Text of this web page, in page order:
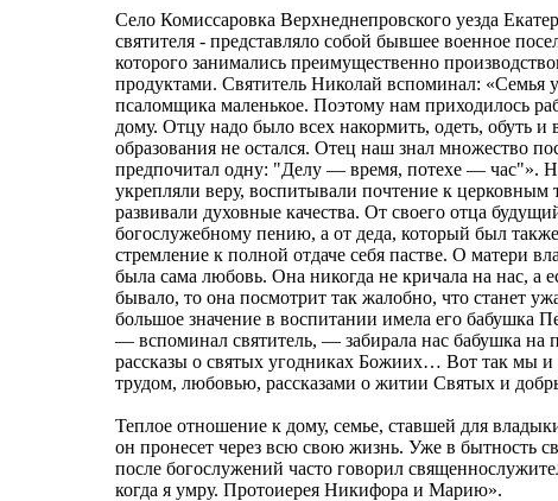
Село Комиссаровка Верхнеднепровского уезда
святителя - представляло собой бывшее военное
которого занимались преимущественно
продуктами. Святитель Николай вспоминал: «Семья
псаломщика маленькое. Поэтому нам приходилось
дому. Отцу надо было всех накормить, одеть, обуть
образования не остался. Отец наш знал множество
предпочитал одну: "Делу — время, потехе — час"».
укрепляли веру, воспитывали почтение к церковным
развивали духовные качества. От своего отца
богослужебному пению, а от деда, который был
стремление к полной отдаче себя пастве. О матери
была сама любовь. Она никогда не кричала на нас, а
бывало, то она посмотрит так жалобно, что станет
большое значение в воспитании имела его бабушка
— вспоминал святитель, — забирала нас бабушка на
рассказы о святых угодниках Божиих… Вот так мы и
трудом, любовью, рассказами о житии Святых и
Теплое отношение к дому, семье, ставшей для
он пронесет через всю свою жизнь. Уже в бытность
после богослужений часто говорил
когда я умру. Протоиерея Никифора и Марию».